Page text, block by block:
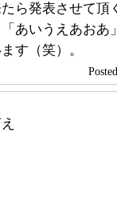
ら発表させて頂
あいうえあおあ
す（笑）。